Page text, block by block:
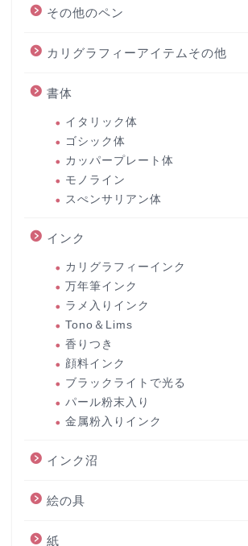
その他のペン
カリグラフィーアイテムその他
書体
イタリック体
ゴシック体
カッパープレート体
モノライン
スぺンサリアン体
インク
カリグラフィーインク
万年筆インク
ラメ入りインク
Tono＆Lims
香りつき
顔料インク
ブラックライトで光る
パール粉末入り
金属粉入りインク
インク沼
絵の具
紙